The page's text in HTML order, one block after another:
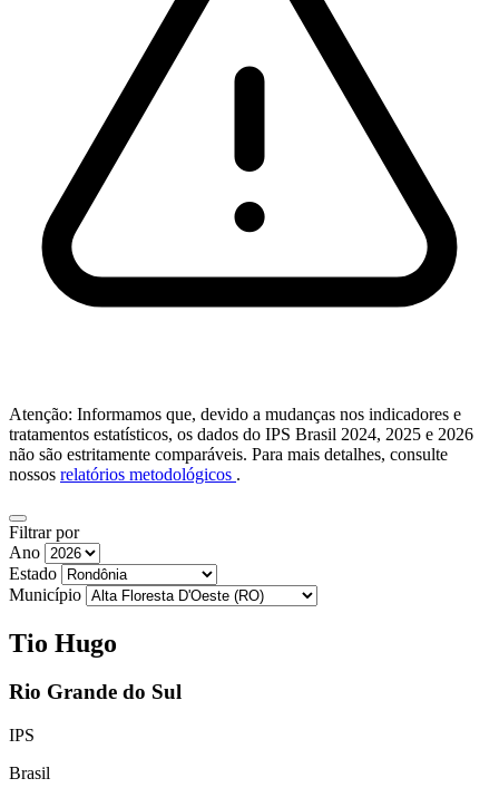
Atenção: Informamos que, devido a mudanças nos indicadores e
tratamentos estatísticos, os dados do IPS Brasil 2024, 2025 e 2026
não são estritamente comparáveis. Para mais detalhes, consulte
nossos relatórios metodológicos .
Filtrar por
Ano
Estado
Município
Tio Hugo
Rio Grande do Sul
IPS
Brasil